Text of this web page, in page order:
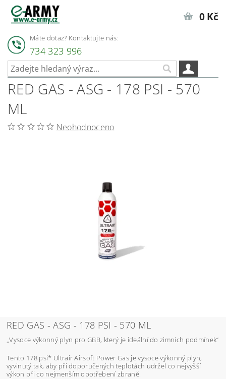
Máte dotaz? Kontaktujte nás:
734 323 996
0 Kč
RED GAS - ASG - 178 PSI - 570
ML
Neohodnoceno
RED GAS - ASG - 178 PSI - 570 ML
„Vysoce výkonný plyn pro GBB, který je ideální do zimních podmínek“
Tento 178 psi* Ultrair Airsoft Power Gas je vysoce výkonný plyn,
vyvinutý tak, aby při doporučených teplotách udržel co nejvyšší
výkon při co nejmenším opotřebení zbraně.